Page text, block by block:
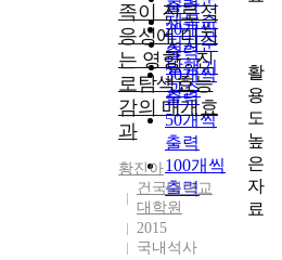
제목순
저자순
발행기
관순
출력
20개씩
출력
30개씩
출력
50개씩
출력
100개씩
출력
족이 진로적
응성에 미치
는 영향 : 진
로탐색효능
감의 매개효
과
황진아
건국대학교
대학원
2015
국내석사
활
용
도
높
은
자
료